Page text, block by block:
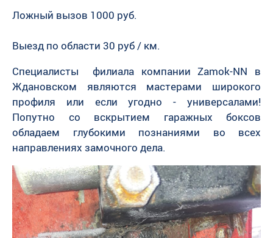
Ложный вызов 1000 руб.
Выезд по области 30 руб / км.
Специалисты филиала компании Zamok-NN в
Ждановском являются мастерами широкого
профиля или если угодно - универсалами!
Попутно со вскрытием гаражных боксов
обладаем глубокими познаниями во всех
направлениях замочного дела.